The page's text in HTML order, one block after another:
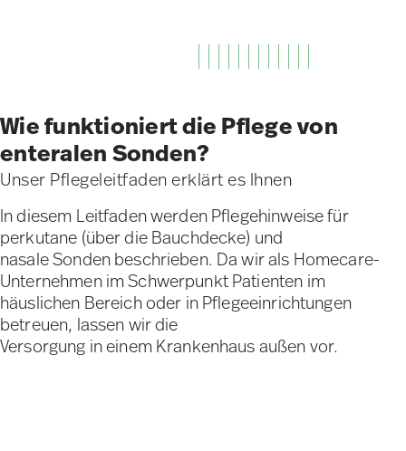
Wie funktioniert die Pflege von
enteralen Sonden?
Unser Pflegeleitfaden erklärt es Ihnen
In diesem Leitfaden werden Pflegehinweise für
perkutane (über die Bauchdecke) und
nasale Sonden beschrieben. Da wir als Homecare-
Unternehmen im Schwerpunkt Patienten im
häuslichen Bereich oder in Pflegeeinrichtungen
betreuen, lassen wir die
Versorgung in einem Krankenhaus außen vor.